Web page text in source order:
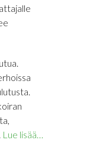
Lue lisää…